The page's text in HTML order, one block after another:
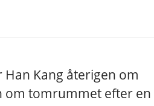
Han Kang återigen om
om tomrummet efter en